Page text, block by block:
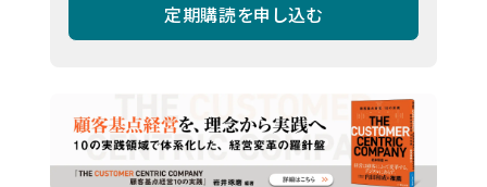
定期購読を申し込む